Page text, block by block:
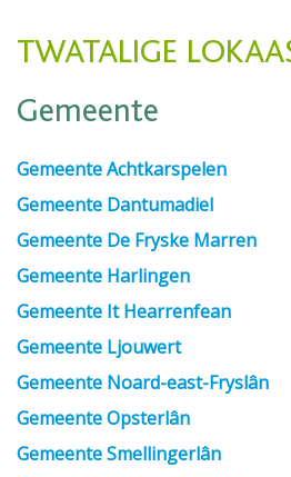
TWATALIGE
Gemeente
Gemeente Achtkarspelen
Gemeente Dantumadiel
Gemeente De Fryske Marren
Gemeente Harlingen
Gemeente It Hearrenfean
Gemeente Ljouwert
Gemeente Noard-east-Fryslân
Gemeente Opsterlân
Gemeente Smellingerlân